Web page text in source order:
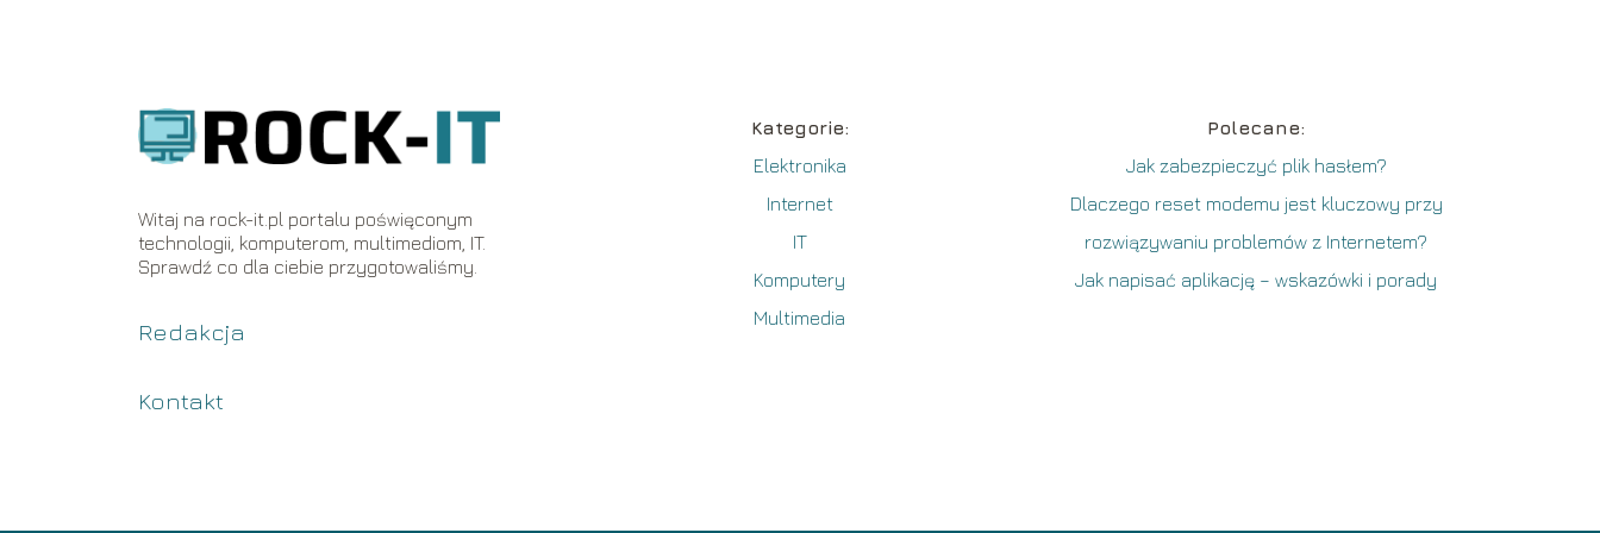
Witaj na rock-it.pl portalu poświęconym
technologii, komputerom, multimediom, IT.
Sprawdź co dla ciebie przygotowaliśmy.
Redakcja
Kontakt
Kategorie:
Elektronika
Internet
IT
Komputery
Multimedia
Polecane:
Jak zabezpieczyć plik hasłem?
Dlaczego reset modemu jest kluczowy przy
rozwiązywaniu problemów z Internetem?
Jak napisać aplikację – wskazówki i porady